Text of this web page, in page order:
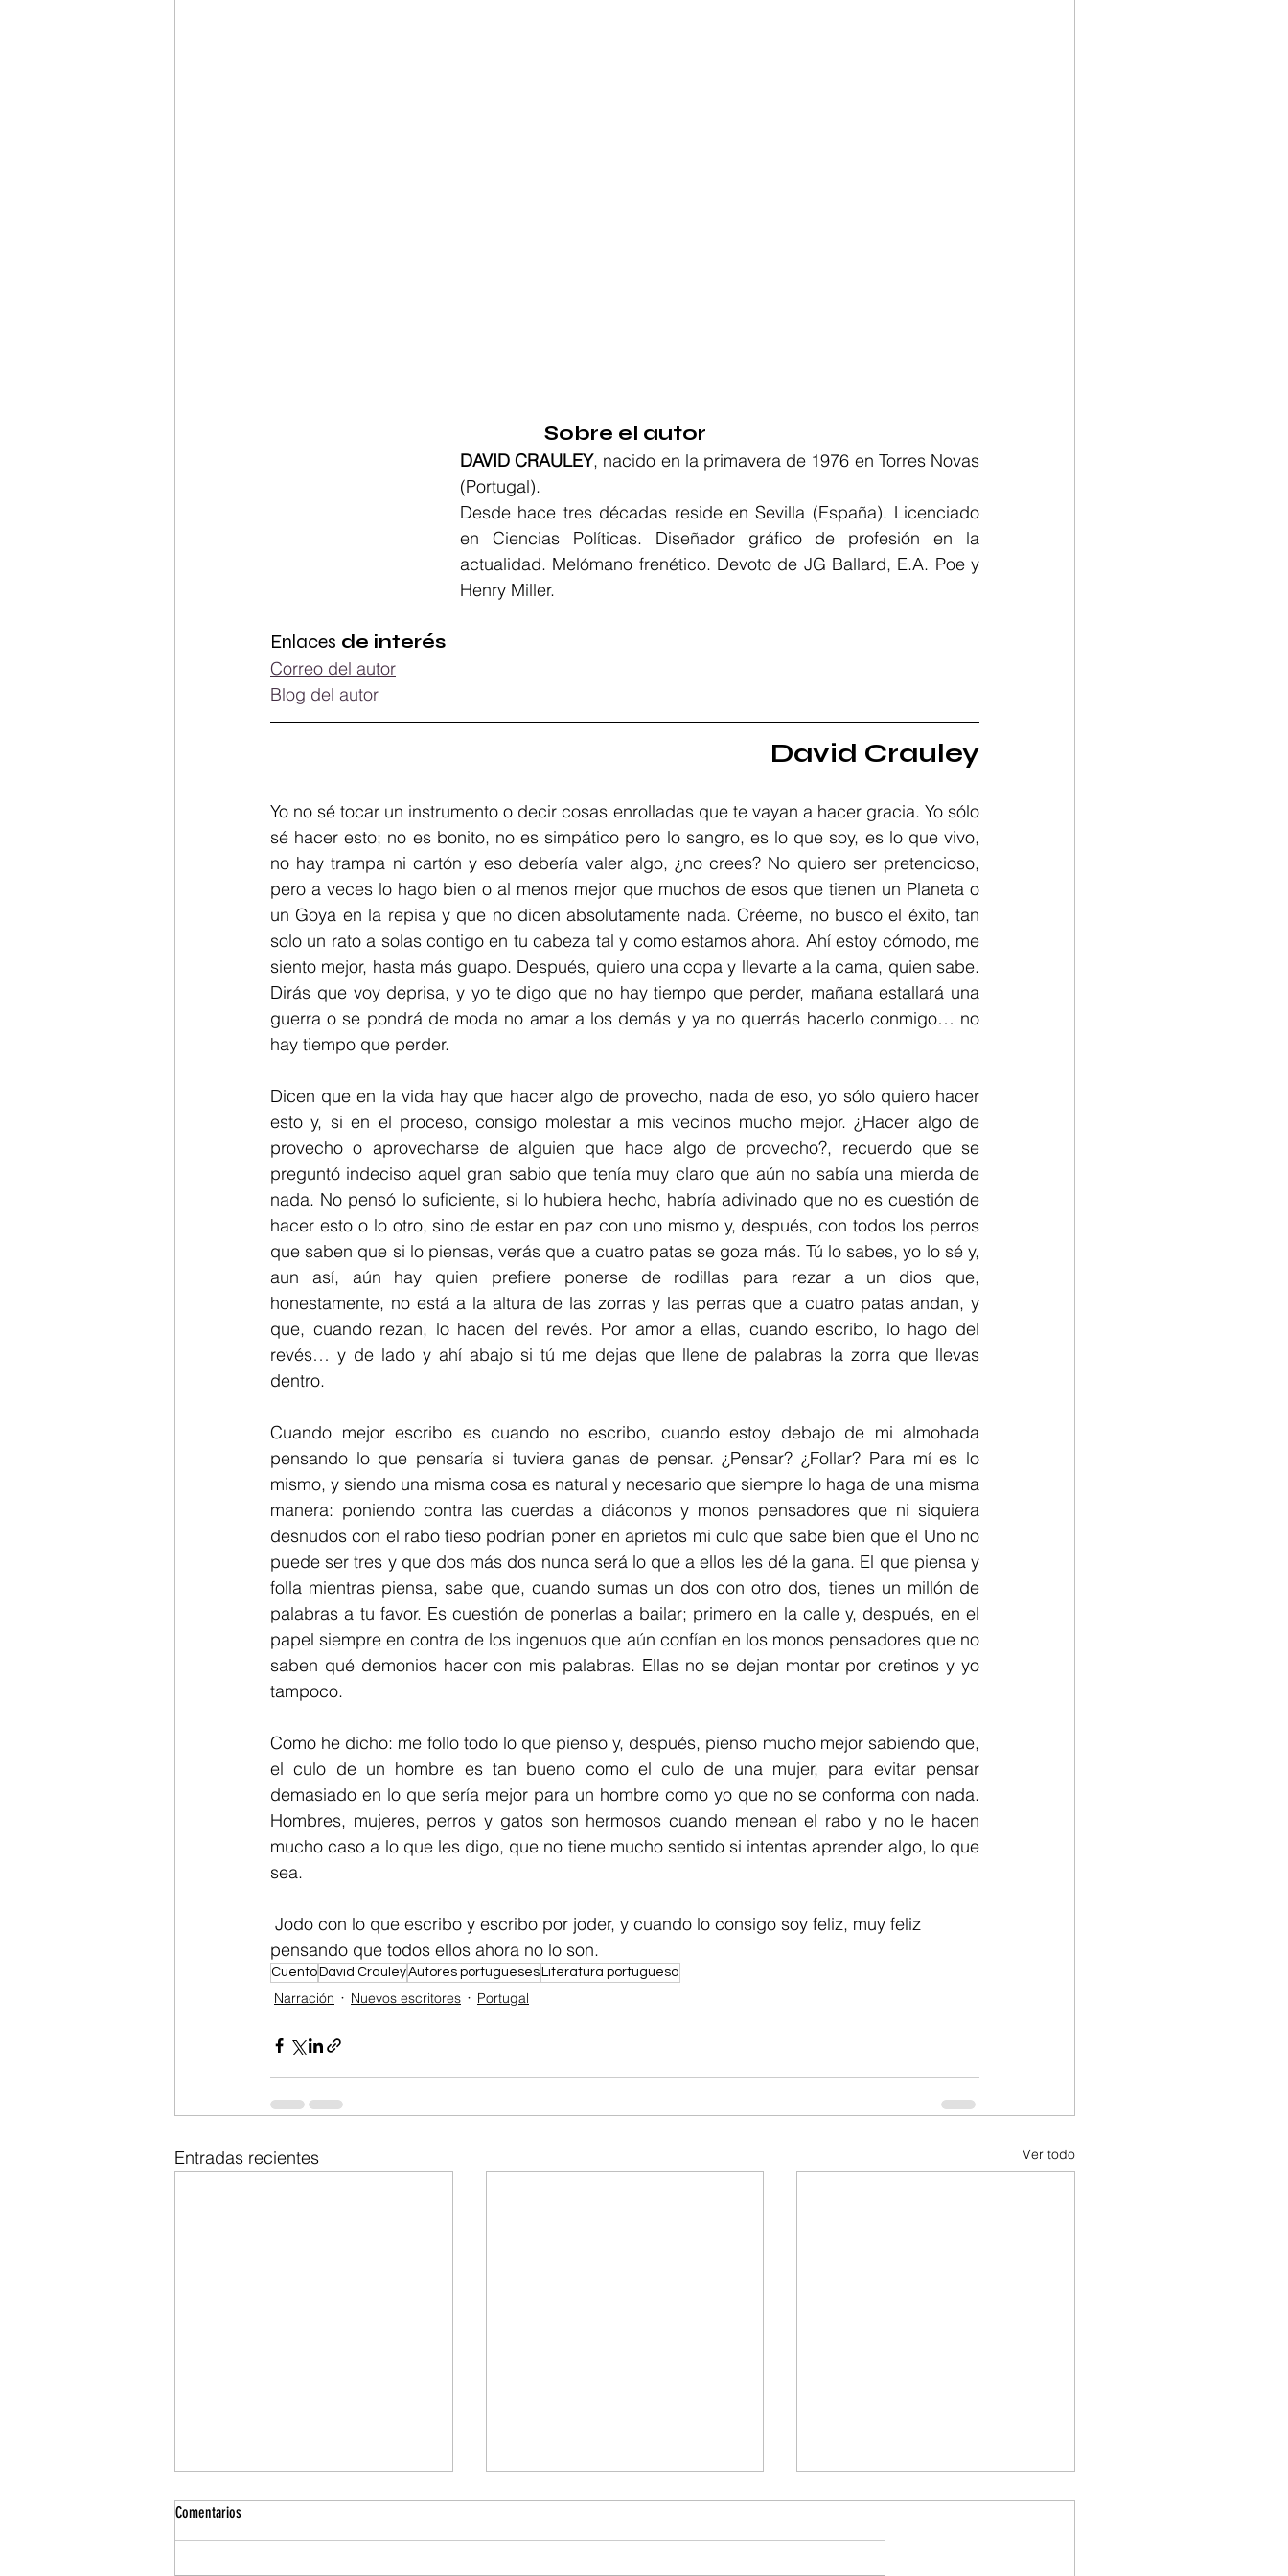
Sobre el autor
DAVID CRAULEY, nacido en la primavera de 1976 en Torres Novas
(Portugal).
Desde hace tres décadas reside en Sevilla (España). Licenciado
en Ciencias Políticas. Diseñador gráfico de profesión en la
actualidad. Melómano frenético. Devoto de JG Ballard, E.A. Poe y
Henry Miller.
Enlaces de interés
Correo del autor
Blog del autor
David Crauley
Yo no sé tocar un instrumento o decir cosas enrolladas que te vayan a hacer gracia. Yo sólo
sé hacer esto; no es bonito, no es simpático pero lo sangro, es lo que soy, es lo que vivo,
no hay trampa ni cartón y eso debería valer algo, ¿no crees? No quiero ser pretencioso,
pero a veces lo hago bien o al menos mejor que muchos de esos que tienen un Planeta o
un Goya en la repisa y que no dicen absolutamente nada. Créeme, no busco el éxito, tan
solo un rato a solas contigo en tu cabeza tal y como estamos ahora. Ahí estoy cómodo, me
siento mejor, hasta más guapo. Después, quiero una copa y llevarte a la cama, quien sabe.
Dirás que voy deprisa, y yo te digo que no hay tiempo que perder, mañana estallará una
guerra o se pondrá de moda no amar a los demás y ya no querrás hacerlo conmigo… no
hay tiempo que perder.
Dicen que en la vida hay que hacer algo de provecho, nada de eso, yo sólo quiero hacer
esto y, si en el proceso, consigo molestar a mis vecinos mucho mejor. ¿Hacer algo de
provecho o aprovecharse de alguien que hace algo de provecho?, recuerdo que se
preguntó indeciso aquel gran sabio que tenía muy claro que aún no sabía una mierda de
nada. No pensó lo suficiente, si lo hubiera hecho, habría adivinado que no es cuestión de
hacer esto o lo otro, sino de estar en paz con uno mismo y, después, con todos los perros
que saben que si lo piensas, verás que a cuatro patas se goza más. Tú lo sabes, yo lo sé y,
aun así, aún hay quien prefiere ponerse de rodillas para rezar a un dios que,
honestamente, no está a la altura de las zorras y las perras que a cuatro patas andan, y
que, cuando rezan, lo hacen del revés. Por amor a ellas, cuando escribo, lo hago del
revés… y de lado y ahí abajo si tú me dejas que llene de palabras la zorra que llevas
dentro.
Cuando mejor escribo es cuando no escribo, cuando estoy debajo de mi almohada
pensando lo que pensaría si tuviera ganas de pensar. ¿Pensar? ¿Follar? Para mí es lo
mismo, y siendo una misma cosa es natural y necesario que siempre lo haga de una misma
manera: poniendo contra las cuerdas a diáconos y monos pensadores que ni siquiera
desnudos con el rabo tieso podrían poner en aprietos mi culo que sabe bien que el Uno no
puede ser tres y que dos más dos nunca será lo que a ellos les dé la gana. El que piensa y
folla mientras piensa, sabe que, cuando sumas un dos con otro dos, tienes un millón de
palabras a tu favor. Es cuestión de ponerlas a bailar; primero en la calle y, después, en el
papel siempre en contra de los ingenuos que aún confían en los monos pensadores que no
saben qué demonios hacer con mis palabras. Ellas no se dejan montar por cretinos y yo
tampoco.
Como he dicho: me follo todo lo que pienso y, después, pienso mucho mejor sabiendo que,
el culo de un hombre es tan bueno como el culo de una mujer, para evitar pensar
demasiado en lo que sería mejor para un hombre como yo que no se conforma con nada.
Hombres, mujeres, perros y gatos son hermosos cuando menean el rabo y no le hacen
mucho caso a lo que les digo, que no tiene mucho sentido si intentas aprender algo, lo que
sea.
pensando que todos ellos ahora no lo son.
Cuento David CrauleyAutores portugueses Literatura portuguesa
Narración Nuevos escritores Portugal
Entradas recientes Ver todo
Comentarios